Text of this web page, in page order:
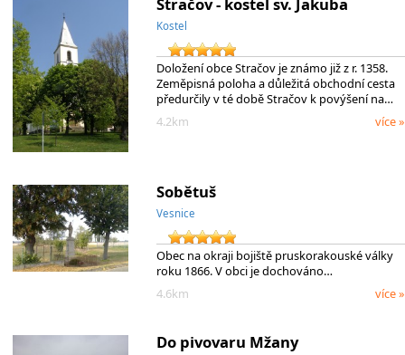
Kostel
Doložení obce Stračov je známo již z r. 1358.
Zeměpisná poloha a důležitá obchodní cesta
předurčily v té době Stračov k povýšení na…
4.2km
více »
Sobětuš
Vesnice
Obec na okraji bojiště pruskorakouské války
roku 1866. V obci je dochováno…
4.6km
více »
Do pivovaru Mžany